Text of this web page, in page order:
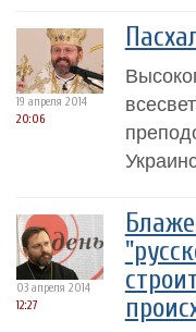
19 апреля 2014
20:06
03 апреля 2014
12:27